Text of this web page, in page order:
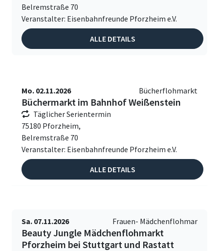
Belremstraße 70
Veranstalter: Eisenbahnfreunde Pforzheim e.V.
ALLE DETAILS
Mo. 02.11.2026 Bücherflohmarkt
Büchermarkt im Bahnhof Weißenstein
Täglicher Serientermin
75180 Pforzheim,
Belremstraße 70
Veranstalter: Eisenbahnfreunde Pforzheim e.V.
ALLE DETAILS
Sa. 07.11.2026 Frauen- Mädchenflohmar
Beauty Jungle Mädchenflohmarkt
Pforzheim bei Stuttgart und Rastatt